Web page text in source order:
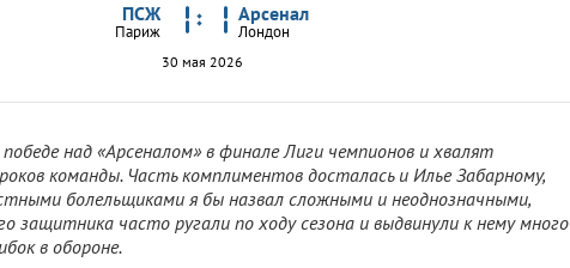
ПСЖ
Париж
Арсенал
Лондон
30 мая 2026
над «Арсеналом» в финале Лиги чемпионов и хвалят
команды. Часть комплиментов досталась и Илье Забарному,
болельщиками я бы назвал сложными и неоднозначными,
защитника часто ругали по ходу сезона и выдвинули к нему много
в обороне.